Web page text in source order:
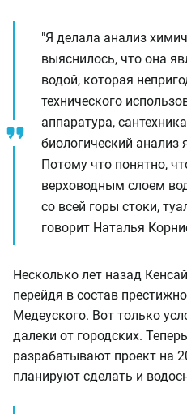
"Я делала анализ
выяснилось, что она
водой, которая
технического
аппаратура,
биологический анализ
Потому что понятно,
верховодным слоем
со всей горы стоки,
говорит Наталья
Несколько лет назад
перейдя в состав
Медеуского. Вот только
далеки от городских.
разрабатывают проект на
планируют сделать и